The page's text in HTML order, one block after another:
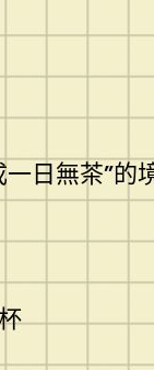
日無茶”的